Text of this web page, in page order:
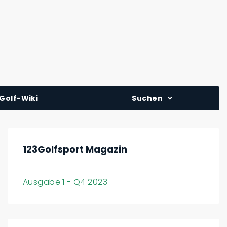
Golf-Wiki Suchen
123Golfsport Magazin
Ausgabe 1 - Q4 2023